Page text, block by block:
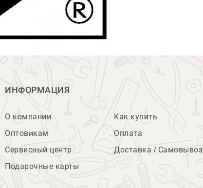
ИНФОРМАЦИЯ
О компании
Оптовикам
Сервисный центр
Подарочные карты
Как купить
Оплата
Доставка / Самовывоз